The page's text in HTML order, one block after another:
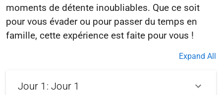
moments de détente inoubliables. Que ce soit
pour vous évader ou pour passer du temps en
Expand All
Jour 1: Jour 1